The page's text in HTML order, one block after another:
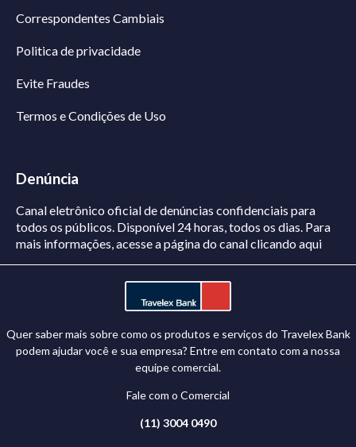
Correspondentes Cambiais
Politica de privacidade
Evite Fraudes
Termos e Condições de Uso
Denúncia
Canal eletrônico oficial de denúncias confidenciais para
todos os públicos. Disponível 24 horas, todos os dias. Para
mais informações, acesse a página do canalclicando aqui
Quer saber mais sobre como os produtos e serviços do Travelex Bank
podem ajudar você e sua empresa? Entre em contato com a nossa
equipe comercial.
Fale com o Comercial
(11) 3004 0490